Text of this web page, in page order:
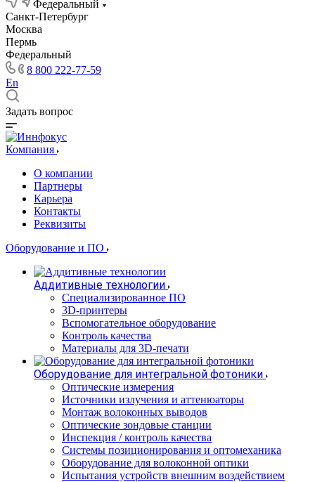
Федеральный
Санкт-Петербург
Москва
Пермь
Федеральный
8 800 222-77-59
En
Задать вопрос
Компания
О компании
Партнеры
Карьера
Контакты
Реквизиты
Оборудование и ПО
Аддитивные технологии
Специализированное ПО
3D-принтеры
Вспомогательное оборудование
Контроль качества
Материалы для 3D-печати
Оборудование для интегральной фотоники
Оптические измерения
Источники излучения и аттенюаторы
Монтаж волоконных выводов
Оптические зондовые станции
Инспекция / контроль качества
Системы позиционирования и оптомеханика
Оборудование для волоконной оптики
Испытания устройств внешним воздействием